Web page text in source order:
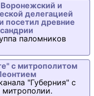
и
делегацией
посетил древние
паломников
с митрополитом
"Губерния" с